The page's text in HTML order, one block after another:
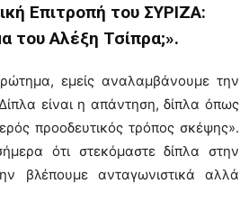
Επιτροπή του ΣΥΡΙΖΑ:
του Αλέξη Τσίπρα;».
εμείς αναλαμβάνουμε την
είναι η απάντηση, δίπλα όπως
προοδευτικός τρόπος σκέψης».
ότι στεκόμαστε δίπλα στην
βλέπουμε ανταγωνιστικά αλλά